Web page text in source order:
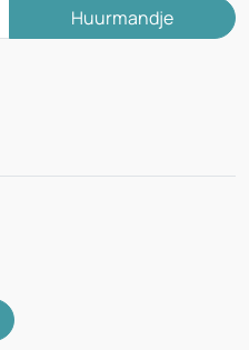
Huurmandje